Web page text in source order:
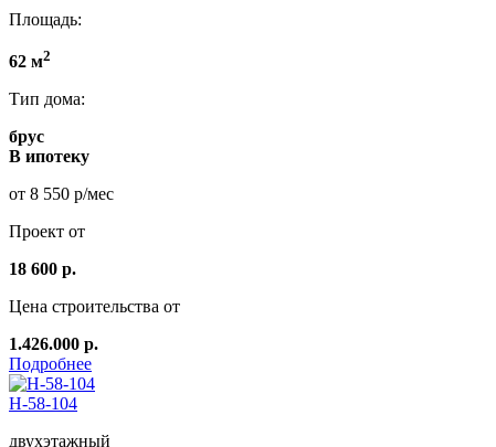
Площадь:
62 м2
Тип дома:
брус
В ипотеку
от 8 550 р/мес
Проект от
18 600 р.
Цена строительства от
1.426.000 р.
Подробнее
Н-58-104
двухэтажный